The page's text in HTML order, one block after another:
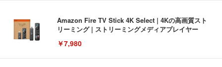
Amazon Fire TV Stick 4K Select | 4Kの高画質スト
リーミング | ストリーミングメディアプレイヤー
￥7,980